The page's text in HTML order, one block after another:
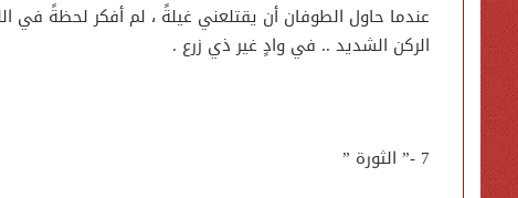
عندما حاول الطوفان أن يقتلعني غيلةً ، لم أفكر لحظةً
الركن الشديد .. في وادٍ غير ذي زرع .
7 -” الثورة ”